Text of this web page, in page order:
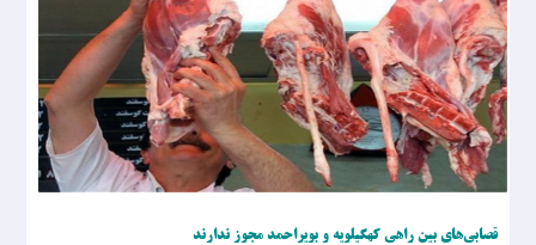
قصابی‌های بین راهی کهگیلویه و بویراحمد مجوز ندارند